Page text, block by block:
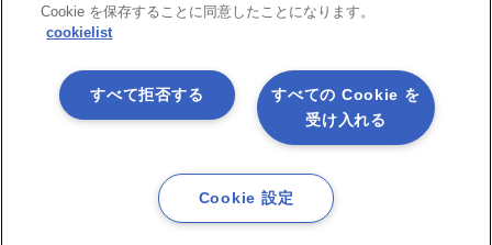
ソーシャルメディア
Copyright©1998 -2026 Asteria Corporation. All Rights Reserved.
Cookie を保存することに同意したことになります。
cookielist
すべての Cookie を
受け入れる
すべて拒否する
Cookie 設定